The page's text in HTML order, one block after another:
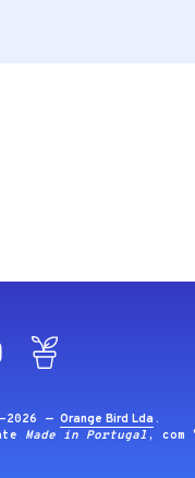
Instagram
2026 —Orange Bird Lda .
Made in Portugal , com